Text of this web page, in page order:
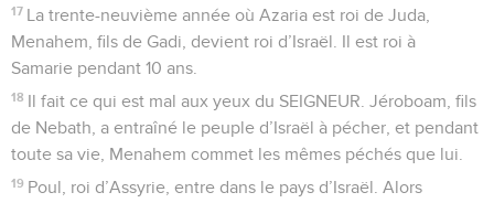
17 La trente-neuvième année où Azaria est roi de Juda,
Menahem, fils de Gadi, devient roi d’Israël. Il est roi à
Samarie pendant 10 ans.
18 Il fait ce qui est mal aux yeux du SEIGNEUR. Jéroboam, fils
de Nebath, a entraîné le peuple d’Israël à pécher, et pendant
toute sa vie, Menahem commet les mêmes péchés que lui.
19 Poul, roi d’Assyrie, entre dans le pays d’Israël. Alors